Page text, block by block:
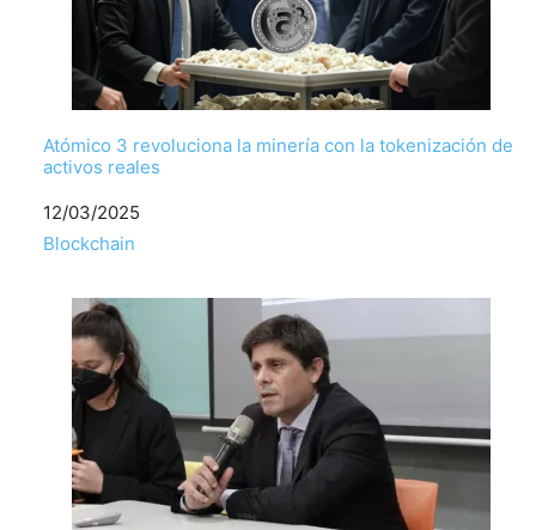
Atómico 3 revoluciona la minería con la tokenización de
activos reales
Fecha
12/03/2025
Respecto a
Blockchain